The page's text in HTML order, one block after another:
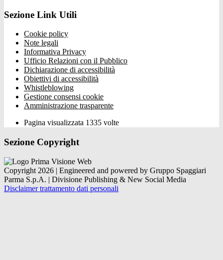
Sezione Link Utili
Cookie policy
Note legali
Informativa Privacy
Ufficio Relazioni con il Pubblico
Dichiarazione di accessibilità
Obiettivi di accessibilità
Whistleblowing
Gestione consensi cookie
Amministrazione trasparente
Pagina visualizzata 1335 volte
Sezione Copyright
Copyright 2026 | Engineered and powered by Gruppo Spaggiari
Parma S.p.A. | Divisione Publishing & New Social Media
Disclaimer trattamento dati personali